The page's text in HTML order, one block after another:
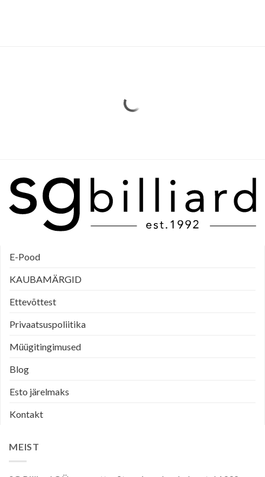
E-Pood
KAUBAMÄRGID
Ettevõttest
Privaatsuspoliitika
Müügitingimused
Blog
Esto järelmaks
Kontakt
MEIST